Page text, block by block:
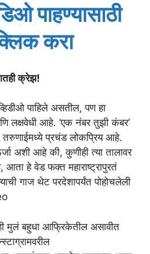
पाहण्यासाठी
करा
क्रेझ!
पाहिले असतील, पण हा
लक्षवेधी आहे. ‘एक नंबर तुझी कंबर’
तरुणाईमध्ये प्रचंड लोकप्रिय आहे.
अशी आहे की, कुणीही त्या तालावर
हे वेड फक्त महाराष्ट्रापुरतं
गाज थेट परदेशापर्यंत पोहोचलेली
मुलं बहुधा आफ्रिकेतील असावीत